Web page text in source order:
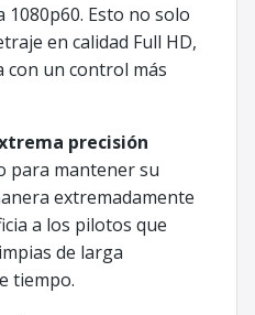
Esto no solo
en calidad Full HD,
con un control más
precisión
para mantener su
extremadamente
a los pilotos que
de larga
tiempo.